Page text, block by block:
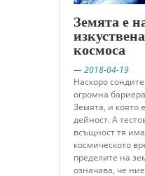
Земята е
космоса
— 2018-04-19
Наскоро
огромна
Земята, и която
дейност. А
всъщност тя
космическото
пределите на
означава, че